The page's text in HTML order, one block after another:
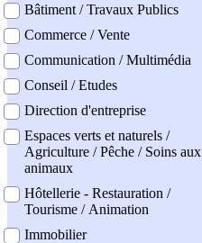
Bâtiment / Travaux Publics
Commerce / Vente
Communication / Multimédia
Conseil / Etudes
Direction d'entreprise
Espaces verts et naturels /
Agriculture / Pêche / Soins aux
animaux
Hôtellerie - Restauration /
Tourisme / Animation
Immobilier